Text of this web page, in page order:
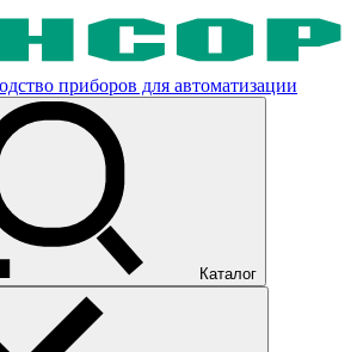
приборов для автоматизации
Каталог